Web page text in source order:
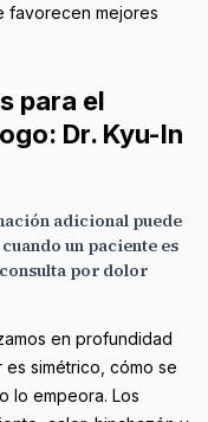
favorecen mejores
para el
Dr. Kyu-In
adicional puede
un paciente es
por dolor
en profundidad
simétrico, cómo se
lo empeora. Los